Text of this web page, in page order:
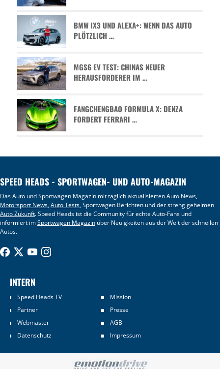
BMW IX3 UND ALEXA+: WENN DAS AUTO
PLÖTZLICH …
MGS6 EV TEST: CHINAS NEUER
HERAUSFORDERER IM …
FANGCHENGBAO FORMULA X: DENZA
FORDERT FERRARI …
SPEED HEADS - SPORTWAGEN- UND AUTO-MAGAZIN
Das Auto und Sportwagen Magazin mit täglich aktualisiertenAuto News,
Motorsport News,Auto Tests, Sportwagen Berichten und der streng geheimen
Auto Zukunft. Speed Heads ist die Community für echte Auto-Fans und
informiert imSportwagen Magazin über Neuigkeiten aus der Welt der schnellen
Autos.
INTERN
Speed Heads TV
Mission
Partner
Presse
Webmaster
AGB
Datenschutz
Impressum